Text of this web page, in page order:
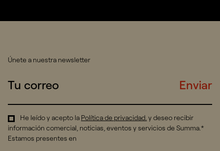
Únete a nuestra newsletter
Enviar
He leído y acepto la Política de privacidad. y deseo recibir
información comercial, noticias, eventos y servicios de Summa.*
Estamos presentes en